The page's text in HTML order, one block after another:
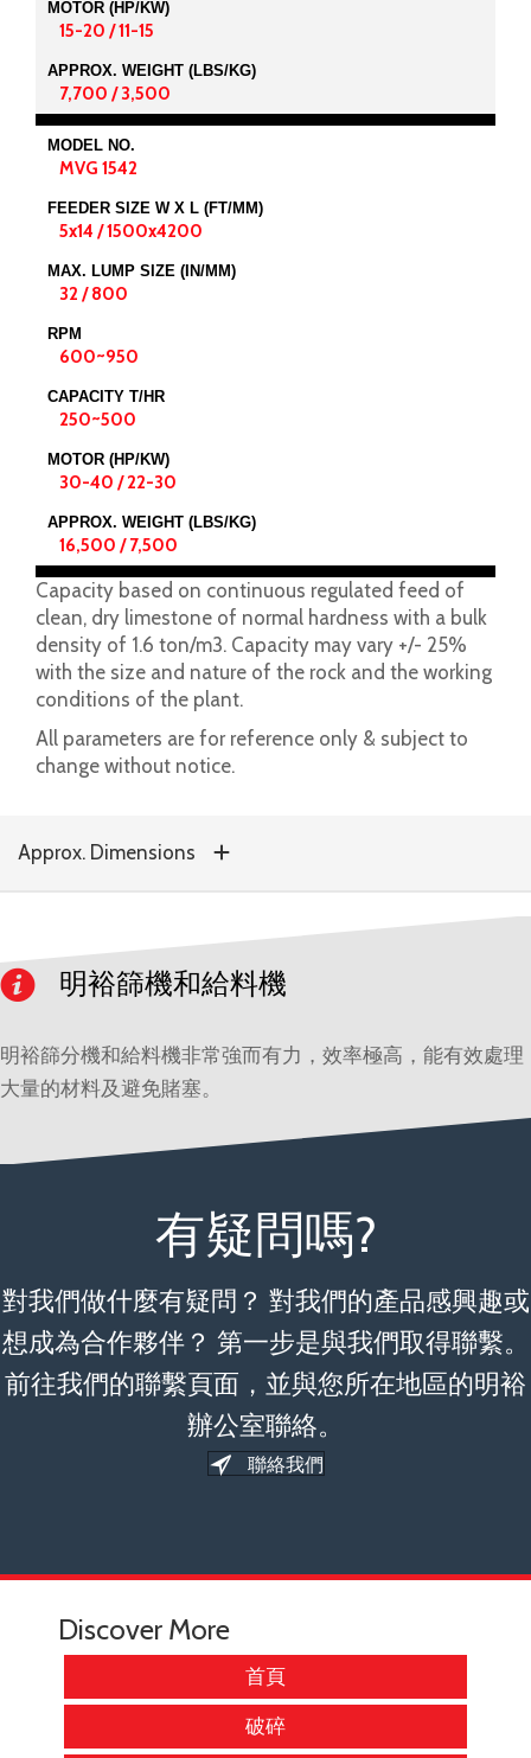
MOTOR (HP/KW)
15-20 / 11-15
APPROX. WEIGHT (LBS/KG)
7,700 / 3,500
MODEL NO.
MVG 1542
FEEDER SIZE W X L (FT/MM)
5x14 / 1500x4200
MAX. LUMP SIZE (IN/MM)
32 / 800
RPM
600~950
CAPACITY T/HR
250~500
MOTOR (HP/KW)
30-40 / 22-30
APPROX. WEIGHT (LBS/KG)
16,500 / 7,500
Capacity based on continuous regulated feed of
clean, dry limestone of normal hardness with a bulk
density of 1.6 ton/m3. Capacity may vary +/- 25%
with the size and nature of the rock and the working
conditions of the plant.
All parameters are for reference only & subject to
change without notice.
Approx. Dimensions
明裕篩機和給料機
明裕篩分機和給料機非常強而有力，效率極高，能有效處理
大量的材料及避免賭塞。
有疑問嗎?
對我們做什麼有疑問？ 對我們的產品感興趣或
想成為合作夥伴？ 第一步是與我們取得聯繫。
前往我們的聯繫頁面，並與您所在地區的明裕
辦公室聯絡。
聯絡我們
Discover More
首頁
破碎